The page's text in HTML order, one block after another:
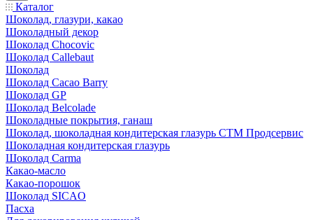
Каталог
Шоколад, глазури, какао
Шоколадный декор
Шоколад Chocovic
Шоколад Callebaut
Шоколад
Шоколад Cacao Barry
Шоколад GP
Шоколад Belcolade
Шоколадные покрытия, ганаш
Шоколад, шоколадная кондитерская глазурь СТМ Продсервис
Шоколадная кондитерская глазурь
Шоколад Carma
Какао-масло
Какао-порошок
Шоколад SICAO
Пасха